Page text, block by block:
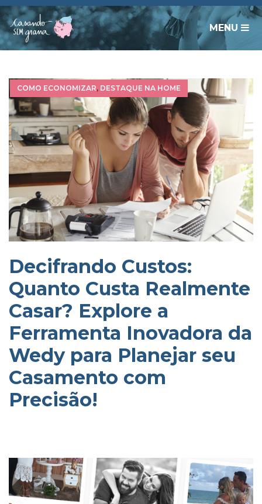
MENU
COMO ECONOMIZAR, DESTAQUE NA HOME
Decifrando Custos:
Quanto Custa Realmente
Casar? Explore a
Ferramenta Inovadora da
Wedy para Planejar seu
Casamento com
Precisão!